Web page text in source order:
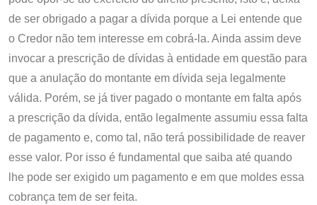
de ser obrigado a pagar a dívida porque a Lei entende que
o Credor não tem interesse em cobrá-la. Ainda assim deve
invocar a prescrição de dívidas à entidade em questão para
que a anulação do montante em dívida seja legalmente
válida. Porém, se já tiver pagado o montante em falta após
a prescrição da dívida, então legalmente assumiu essa falta
de pagamento e, como tal, não terá possibilidade de reaver
esse valor. Por isso é fundamental que saiba até quando
lhe pode ser exigido um pagamento e em que moldes essa
cobrança tem de ser feita.